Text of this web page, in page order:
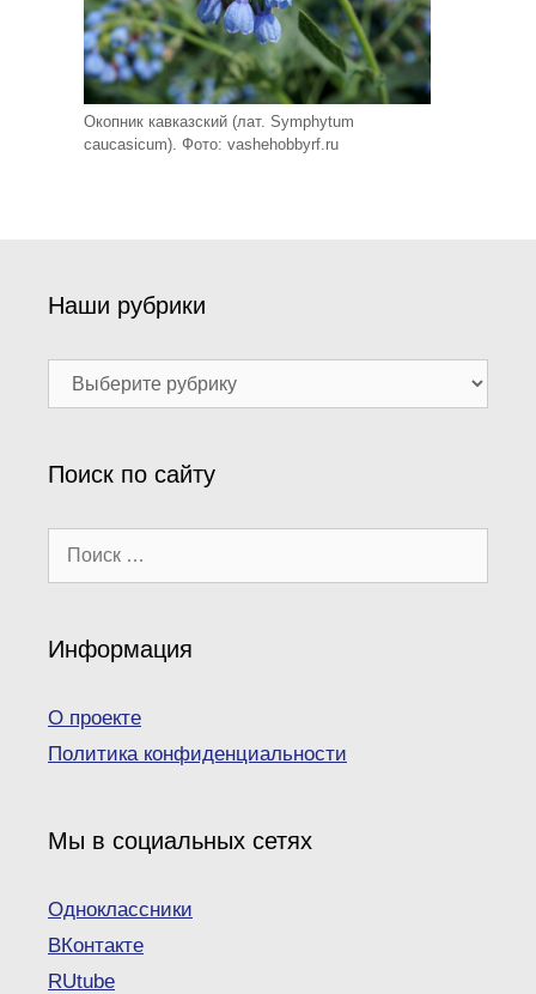
Окопник кавказский (лат. Symphytum
caucasicum). Фото: vashehobbyrf.ru
Наши рубрики
Наши
рубрики
Поиск по сайту
Поиск:
Информация
О проекте
Политика конфиденциальности
Мы в социальных сетях
Одноклассники
ВКонтакте
RUtube